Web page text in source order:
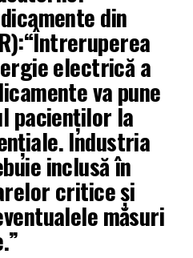
din
electrică a
va pune
pacienților la
Industria
inclusă în
critice și
măsuri